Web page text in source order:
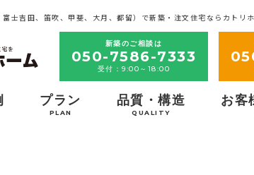
士吉田、笛吹、甲斐、大月、都留）で新築・注文住宅ならカトリ
新築のご相談は
050-7586-7333
受付：9:00～18:00
プラン
PLAN
品質・構造
QUALITY
お客